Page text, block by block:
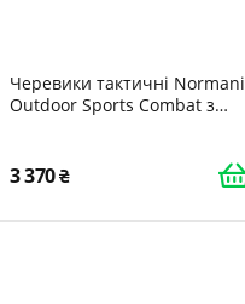
Черевики тактичні Normani
Outdoor Sports Combat з
3 370